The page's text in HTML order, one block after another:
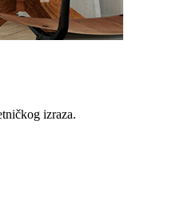
izraza.